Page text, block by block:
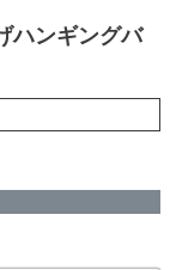
ハンギングバ